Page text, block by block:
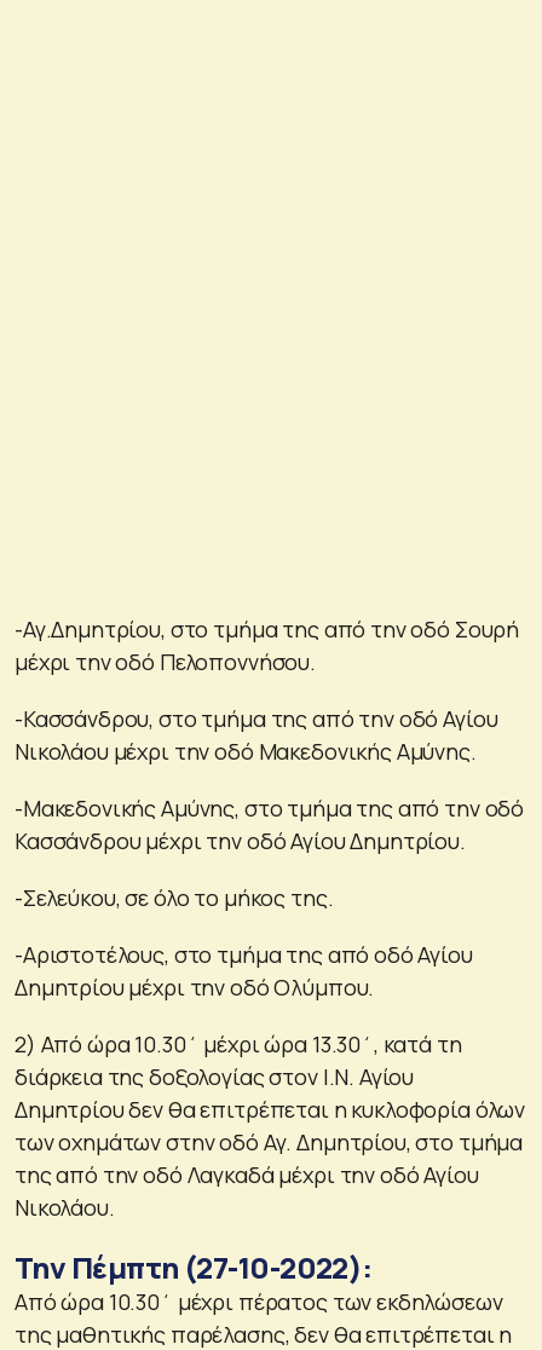
-Αγ.Δημητρίου, στο τμήμα της από την οδό Σουρή
μέχρι την οδό Πελοποννήσου.
-Κασσάνδρου, στο τμήμα της από την οδό Αγίου
Νικολάου μέχρι την οδό Μακεδονικής Αμύνης.
-Μακεδονικής Αμύνης, στο τμήμα της από την οδό
Κασσάνδρου μέχρι την οδό Αγίου Δημητρίου.
-Σελεύκου, σε όλο το μήκος της.
-Αριστοτέλους, στο τμήμα της από οδό Αγίου
Δημητρίου μέχρι την οδό Ολύμπου.
2) Από ώρα 10.30΄ μέχρι ώρα 13.30΄, κατά τη
διάρκεια της δοξολογίας στον Ι.Ν. Αγίου
Δημητρίου δεν θα επιτρέπεται η κυκλοφορία όλων
των οχημάτων στην οδό Αγ. Δημητρίου, στο τμήμα
της από την οδό Λαγκαδά μέχρι την οδό Αγίου
Νικολάου.
Την Πέμπτη (27-10-2022):
Από ώρα 10.30΄ μέχρι πέρατος των εκδηλώσεων
της μαθητικής παρέλασης, δεν θα επιτρέπεται η